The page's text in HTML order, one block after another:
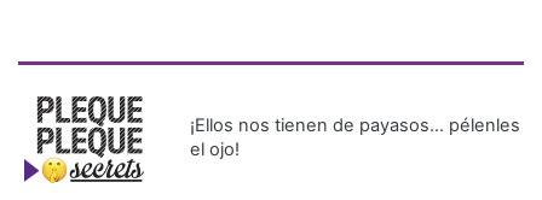
¡Ellos nos tienen de payasos… pélenles
el ojo!